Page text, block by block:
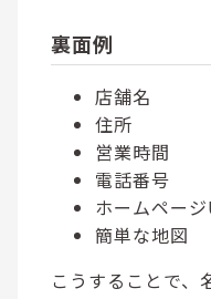
裏面例
店舗名
住所
営業時間
電話番号
ホームページ
簡単な地図
こうすることで、